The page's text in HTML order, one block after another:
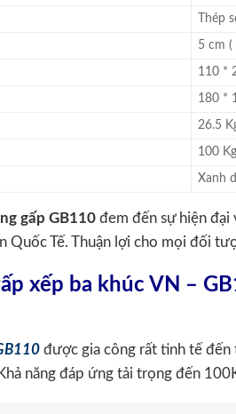
Thép
5 cm (
110 *
180 *
26.5
100 Kg
Xanh
gấp GB110 đem đến sự hiện đại
Quốc Tế. Thuận lợi cho mọi đối
xếp ba khúc VN –
được gia công rất tinh tế đến
năng đáp ứng tải trọng đến